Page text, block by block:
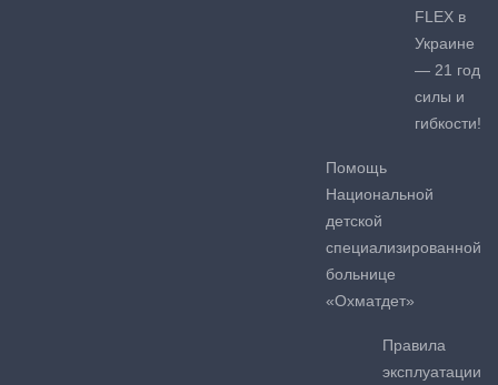
FLEX в
Украине
— 21 год
силы и
гибкости!
Помощь
Национальной
детской
специализированной
больнице
«Охматдет»
Правила
эксплуатации